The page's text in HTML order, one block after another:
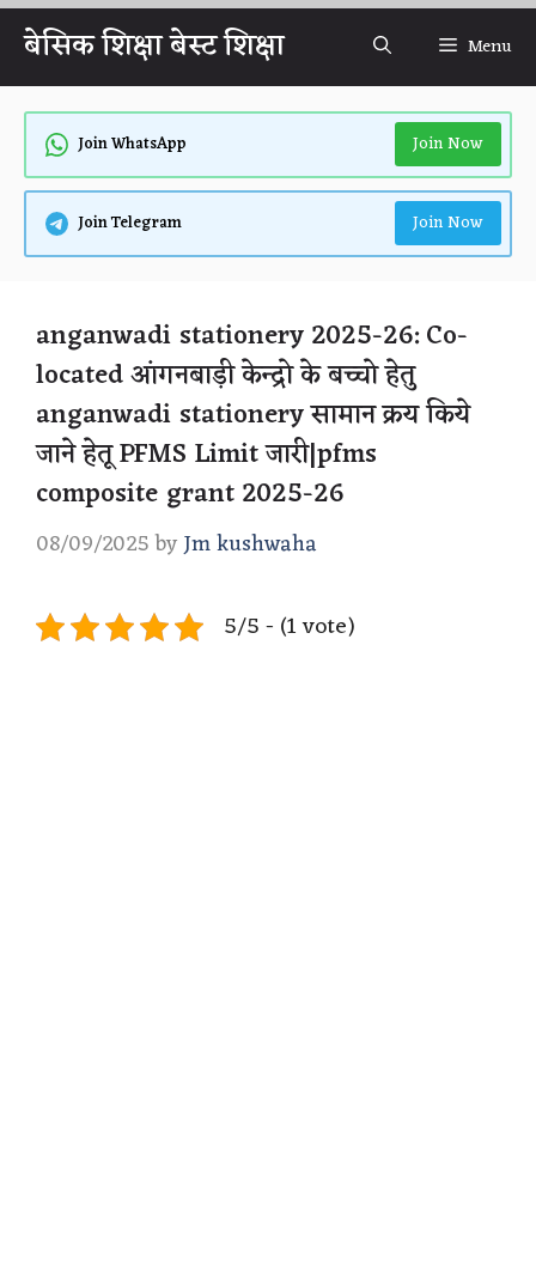
Skip
content
बेसिक शिक्षा बेस्ट शिक्षा Menu
Join WhatsApp Join Now
Join Telegram Join Now
anganwadi stationery 2025-26: Co-
located आंगनबाड़ी केन्द्रो के बच्चो हेतु
anganwadi stationery सामान क्रय किये
जाने हेतू PFMS Limit जारी|pfms
composite grant 2025-26
08/09/2025 byJm kushwaha
5/5 - (1 vote)